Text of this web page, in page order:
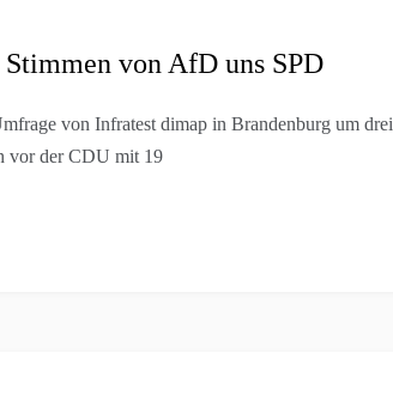
von AfD uns SPD
von Infratest dimap in Brandenburg um drei
vor der CDU mit 19